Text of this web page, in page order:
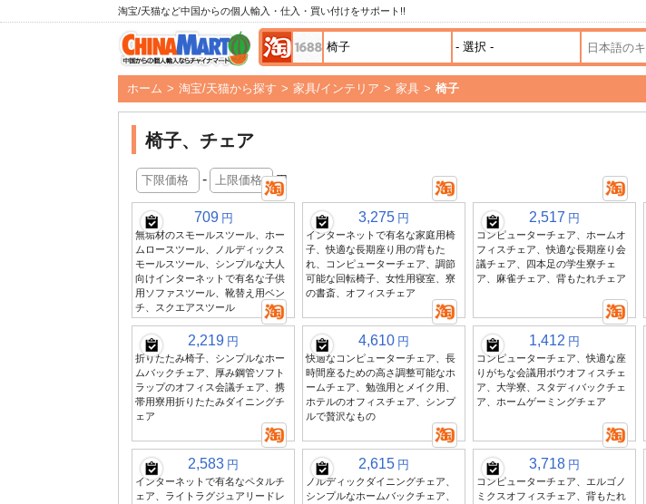
淘宝/天猫など中国からの個人輸入・仕入・買い付けをサポート!!
ホーム > 淘宝/天猫から探す > 家具/インテリア > 家具 > 椅子
椅子、チェア
- 円
709 円
無垢材のスモールスツール、ホー
ムロースツール、ノルディックス
モールスツール、シンプルな大人
向けインターネットで有名な子供
用ソファスツール、靴替え用ベン
チ、スクエアスツール
3,275 円
インターネットで有名な家庭用椅
子、快適な長期座り用の背もた
れ、コンピューターチェア、調節
可能な回転椅子、女性用寝室、寮
の書斎、オフィスチェア
2,517 円
コンピューターチェア、ホームオ
フィスチェア、快適な長期座り会
議チェア、四本足の学生寮チェ
ア、麻雀チェア、背もたれチェア
2,219 円
折りたたみ椅子、シンプルなホー
ムバックチェア、厚み鋼管ソフト
ラップのオフィス会議チェア、携
帯用寮用折りたたみダイニングチ
ェア
4,610 円
快適なコンピューターチェア、長
時間座るための高さ調整可能なホ
ームチェア、勉強用とメイク用、
ホテルのオフィスチェア、シンプ
ルで贅沢なもの
1,412 円
コンピューターチェア、快適な座
りがちな会議用ボウオフィスチェ
ア、大学寮、スタディバックチェ
ア、ホームゲーミングチェア
2,583 円
インターネットで有名なペタルチ
ェア、ライトラグジュアリードレ
2,615 円
ノルディックダイニングチェア、
シンプルなホームバックチェア、
3,718 円
コンピューターチェア、エルゴノ
ミクスオフィスチェア、背もたれ